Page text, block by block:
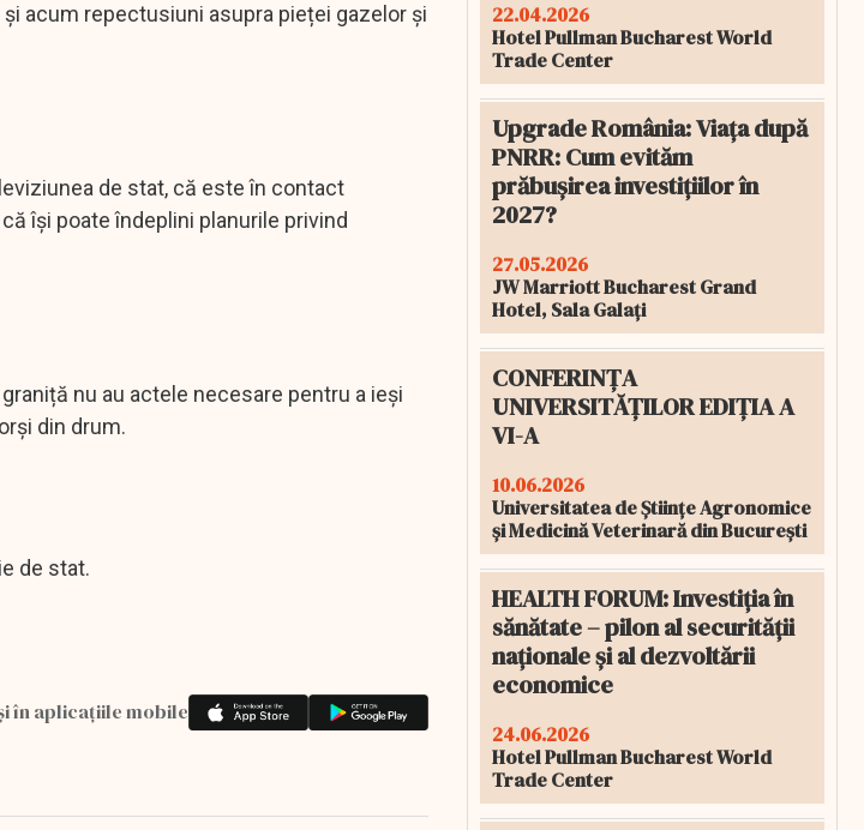
acum repectusiuni asupra pieței gazelor și
de stat, că este în contact
îşi poate îndeplini planurile privind
nu au actele necesare pentru a ieși
din drum.
de stat.
în aplicațiile mobile
22.04.2026
Hotel Pullman Bucharest World
Trade Center
Upgrade România: Viața după
PNRR: Cum evităm
prăbușirea investițiilor în
2027?
27.05.2026
JW Marriott Bucharest Grand
Hotel, Sala Galați
CONFERINȚA
UNIVERSITĂȚILOR EDIȚIA A
VI-A
10.06.2026
Universitatea de Științe Agronomice
și Medicină Veterinară din București
HEALTH FORUM: Investiția în
sănătate – pilon al securității
naționale și al dezvoltării
economice
24.06.2026
Hotel Pullman Bucharest World
Trade Center